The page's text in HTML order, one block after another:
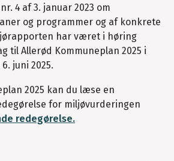
4 af 3. januar 2023 om
og programmer og af konkrete
har været i høring
til Allerød Kommuneplan 2025 i
juni 2025.
2025 kan du læse en
for miljøvurderingen
redegørelse.